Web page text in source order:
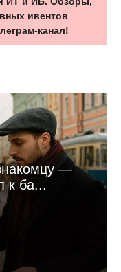
ивентов
канал!
—
к ба...